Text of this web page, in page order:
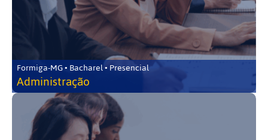
Formiga-MG • Bacharel • Presencial
Administração